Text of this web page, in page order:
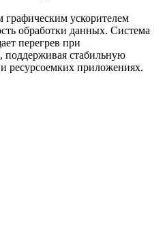
ускорителем
обработки данных. Система
перегрев при
поддерживая стабильную
ресурсоемких приложениях.